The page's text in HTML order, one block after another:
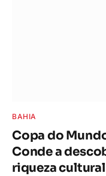
BAHIA
Copa do
Conde a
riqueza